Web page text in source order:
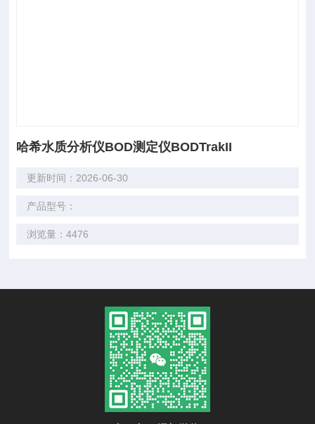
哈希水质分析仪BOD测定仪BODTrakII
更新时间：2026-06-30
产品型号：
浏览量：4476